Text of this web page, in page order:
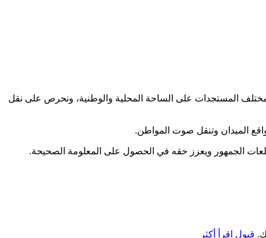
مختلف المستجدات على الساحة المحلية والوطنية، ونحرص على نقل
الميدان وتنقل صوت المواطن.
الجمهور ويعزز حقه في الحصول على المعلومة الصحيحة.
قبول اقرأ أكثر